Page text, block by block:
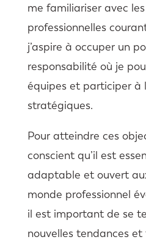
me familiariser avec
professionnelles
j’aspire à occuper un
responsabilité où je
équipes et participer à
stratégiques.
Pour atteindre ces
conscient qu’il est
adaptable et ouvert
monde professionnel
il est important de se
nouvelles tendances et